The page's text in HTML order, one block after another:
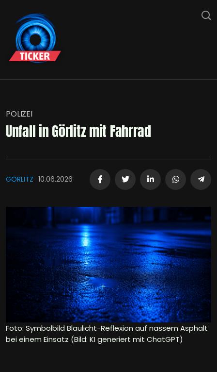
POLIZEI
Unfall in Görlitz mit Fahrrad
GÖRLITZ 10.06.2026
Foto: Symbolbild Blaulicht-Reflexion auf nassem Asphalt
bei einem Einsatz (Bild: KI generiert mit ChatGPT)